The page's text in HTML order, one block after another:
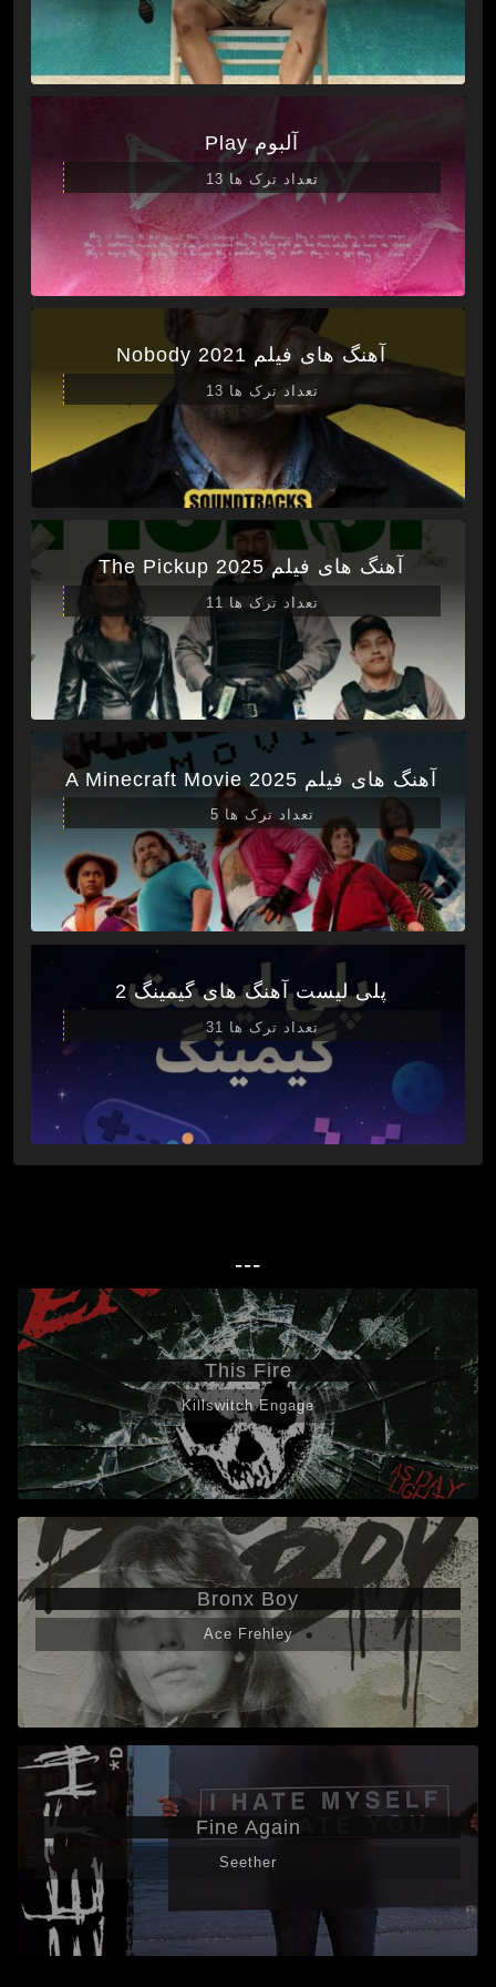
آلبوم Play
تعداد ترک ها 13
آهنگ های فیلم Nobody 2021
تعداد ترک ها 13
آهنگ های فیلم The Pickup 2025
تعداد ترک ها 11
آهنگ های فیلم A Minecraft Movie 2025
تعداد ترک ها 5
پلی لیست آهنگ های گیمینگ 2
تعداد ترک ها 31
---
This Fire
Killswitch Engage
Bronx Boy
Ace Frehley
Fine Again
Seether